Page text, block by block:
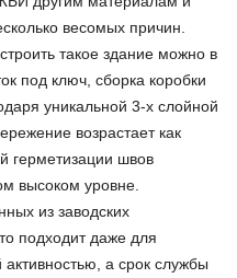
весомых причин.
такое здание можно в
под ключ, сборка коробки
уникальной 3-х слойной
возрастает как
герметизации швов
высоком уровне.
из заводских
подходит даже для
активностью, а срок службы